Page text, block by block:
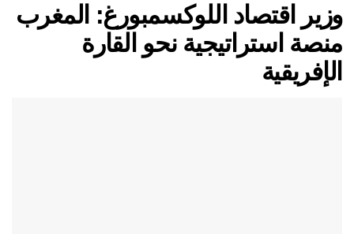
وزير اقتصاد اللوكسمبورغ: المغرب
منصة استراتيجية نحو القارة
الإفريقية